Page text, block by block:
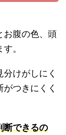
お腹の色、頭
。
けがしにく
つきにくく
断できるの